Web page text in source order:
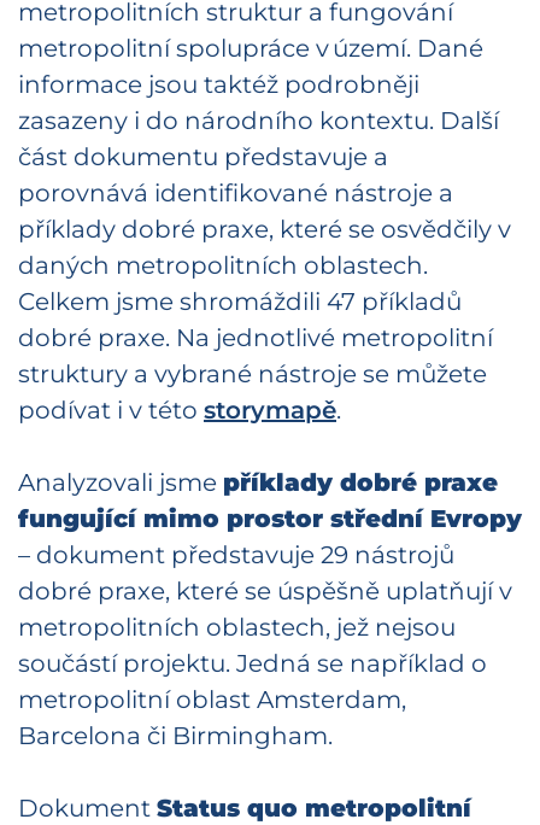
metropolitních struktur a fungování
metropolitní spolupráce v území. Dané
informace jsou taktéž podrobněji
zasazeny i do národního kontextu. Další
část dokumentu představuje a
porovnává identifikované nástroje a
příklady dobré praxe, které se osvědčily v
daných metropolitních oblastech.
Celkem jsme shromáždili 47 příkladů
dobré praxe. Na jednotlivé metropolitní
struktury a vybrané nástroje se můžete
podívat i v této storymapě.
Analyzovali jsme příklady dobré praxe
fungující mimo prostor střední Evropy
– dokument představuje 29 nástrojů
dobré praxe, které se úspěšně uplatňují v
metropolitních oblastech, jež nejsou
součástí projektu. Jedná se například o
metropolitní oblast Amsterdam,
Barcelona či Birmingham.
Dokument Status quo metropolitní